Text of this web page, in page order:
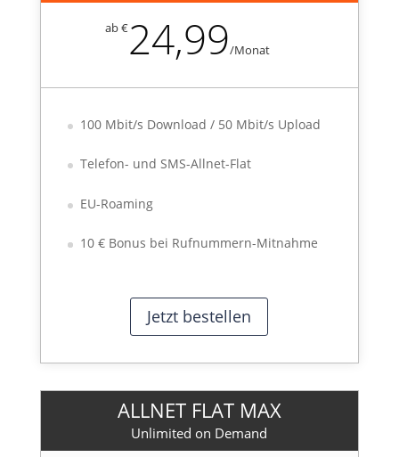
ab €24,99/Monat
100 Mbit/s Download / 50 Mbit/s Upload
Telefon- und SMS-Allnet-Flat
EU-Roaming
10 € Bonus bei Rufnummern-Mitnahme
Jetzt bestellen
ALLNET FLAT MAX
Unlimited on Demand